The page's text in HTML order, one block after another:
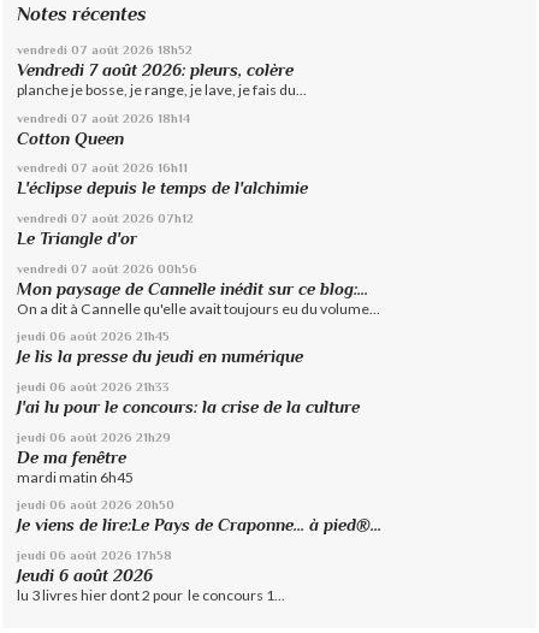
Notes récentes
vendredi 07 août 2026 18h52
Vendredi 7 août 2026: pleurs, colère
planche je bosse, je range, je lave, je fais du...
vendredi 07 août 2026 18h14
Cotton Queen
vendredi 07 août 2026 16h11
L'éclipse depuis le temps de l'alchimie
vendredi 07 août 2026 07h12
Le Triangle d'or
vendredi 07 août 2026 00h56
Mon paysage de Cannelle inédit sur ce blog:...
On a dit à Cannelle qu'elle avait toujours eu du volume...
jeudi 06 août 2026 21h45
Je lis la presse du jeudi en numérique
jeudi 06 août 2026 21h33
J'ai lu pour le concours: la crise de la culture
jeudi 06 août 2026 21h29
De ma fenêtre
mardi matin 6h45
jeudi 06 août 2026 20h50
Je viens de lire:Le Pays de Craponne... à pied®...
jeudi 06 août 2026 17h58
Jeudi 6 août 2026
lu 3 livres hier dont 2 pour le concours 1...